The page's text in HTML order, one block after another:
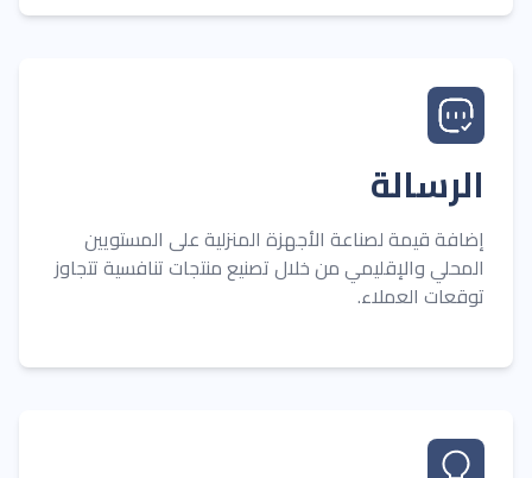
الرسالة
إضافة قيمة لصناعة الأجهزة المنزلية على المستويين
المحلي والإقليمي من خلال تصنيع منتجات تنافسية تتجاوز
توقعات العملاء.